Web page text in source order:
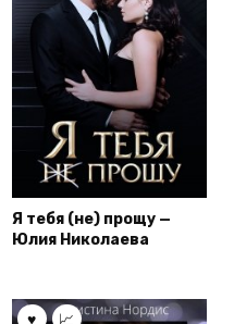
Я тебя (не) прощу —
Юлия Николаева